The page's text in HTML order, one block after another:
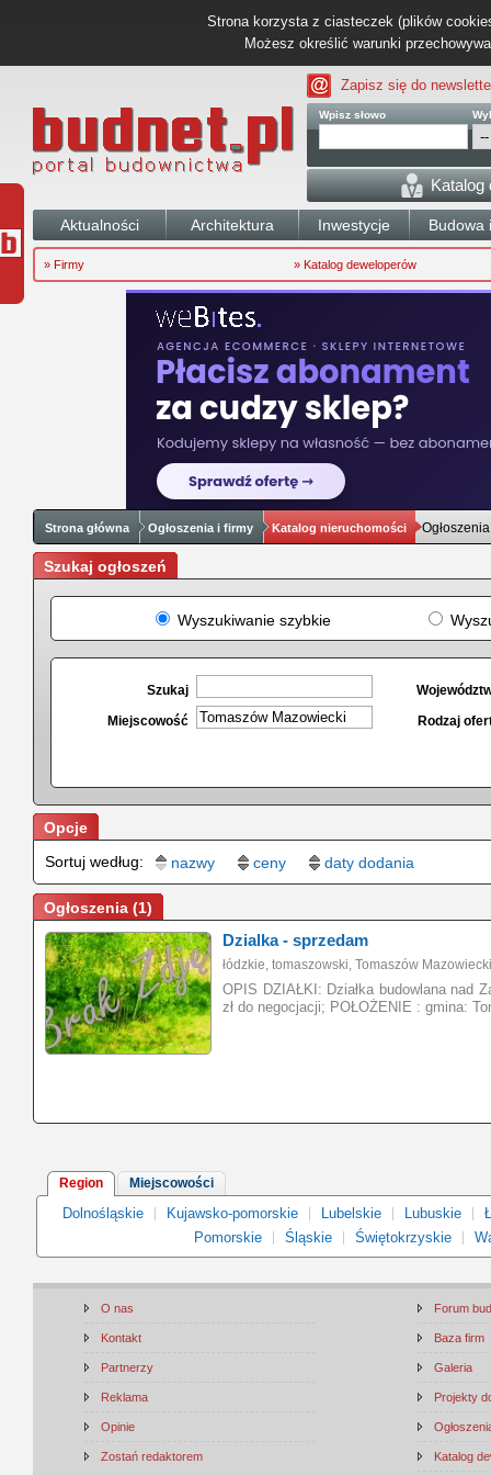
Strona korzysta z ciasteczek (plików
Możesz określić warunki
Zapisz się do
Wpisz słowo
Katalog
Aktualności Architektura Inwestycje Budowa
» Firmy » Katalog deweloperów
Strona główna Ogłoszenia i firmy Katalog nieruchomości
Szukaj ogłoszeń
Wyszukiwanie szybkie
Szukaj
Miejscowość
Rodzaj
Opcje
Sortuj według:
nazwy ceny daty dodania
Ogłoszenia (1)
Dzialka - sprzedam
łódzkie, tomaszowski, Tomaszów
OPIS DZIAŁKI: Działka budowlana nad
zł do negocjacji; POŁOŻENIE : gmina:
Region Miejscowości
Dolnośląskie Kujawsko-pomorskie Lubelskie Lubuskie
Pomorskie
Śląskie Świętokrzyskie
O nas
Kontakt
Partnerzy
Reklama
Opinie
Zostań redaktorem
Forum
Baza firm
Galeria
Projekty
Katalog